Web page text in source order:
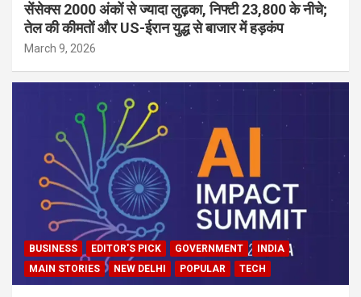
सेंसेक्स 2000 अंकों से ज्यादा लुढ़का, निफ्टी 23,800 के नीचे;
तेल की कीमतों और US-ईरान युद्ध से बाजार में हड़कंप
March 9, 2026
BUSINESS EDITOR'S PICK GOVERNMENT
INDIA
MAIN STORIES
NEW DELHI POPULAR TECH